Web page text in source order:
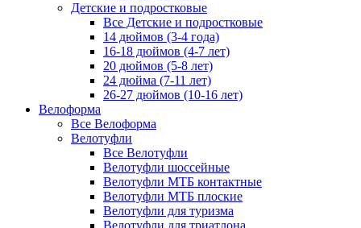
Детские и подростковые
Все Детские и подростковые
14 дюймов (3-4 года)
16-18 дюймов (4-7 лет)
20 дюймов (5-8 лет)
24 дюйма (7-11 лет)
26-27 дюймов (10-16 лет)
Велоформа
Все Велоформа
Велотуфли
Все Велотуфли
Велотуфли шоссейные
Велотуфли МТБ контактные
Велотуфли МТБ плоские
Велотуфли для туризма
Велотуфли для триатлона